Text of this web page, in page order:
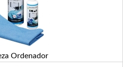
Ordenador